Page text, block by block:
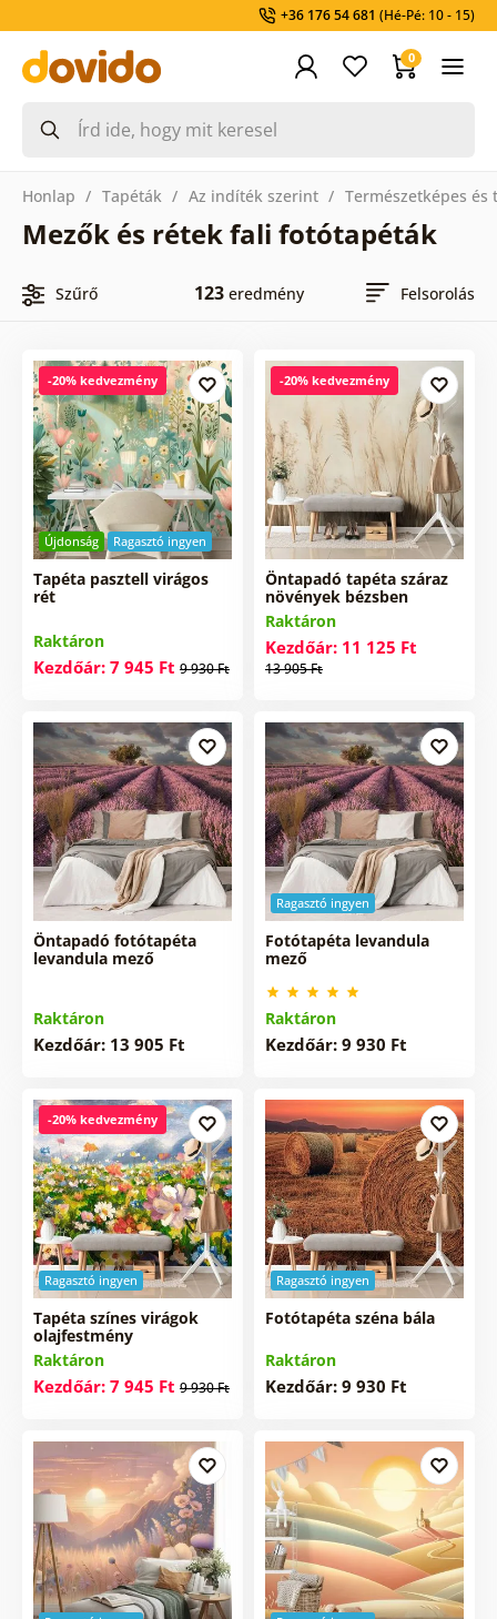
+36 176 54 681 (Hé-Pé: 10 - 15)
0
Honlap Tapéták Az indíték szerint Természetképes és
Mezők és rétek fali fotótapéták
Szűrő 123eredmény Felsorolás
Újdonság Ragasztó ingyen
-20% kedvezmény
Tapéta pasztell virágos
rét
Raktáron
Kezdőár: 7 945 Ft 9 930 Ft
-20% kedvezmény
Öntapadó tapéta száraz
növények bézsben
Raktáron
Kezdőár: 11 125 Ft
13 905 Ft
Öntapadó fotótapéta
levandula mező
Raktáron
Kezdőár: 13 905 Ft
Ragasztó ingyen
Fotótapéta levandula
mező
Raktáron
Kezdőár: 9 930 Ft
Ragasztó ingyen
-20% kedvezmény
Tapéta színes virágok
olajfestmény
Raktáron
Kezdőár: 7 945 Ft 9 930 Ft
Ragasztó ingyen
Fotótapéta széna bála
Raktáron
Kezdőár: 9 930 Ft